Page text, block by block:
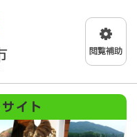
本文へ
イト